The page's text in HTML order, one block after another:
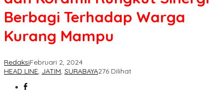
Berbagi Terhadap Warga
Kurang Mampu
RedaksiFebruari 2, 2024
HEAD LINE, JATIM, SURABAYA276 Dilihat